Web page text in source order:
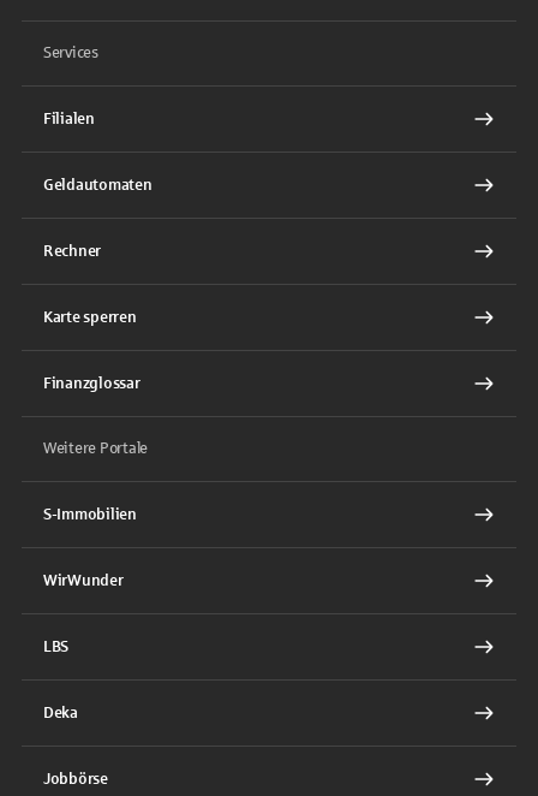
Services
Filialen
Geldautomaten
Rechner
Karte sperren
Finanzglossar
Weitere Portale
S-Immobilien
WirWunder
LBS
Deka
Jobbörse